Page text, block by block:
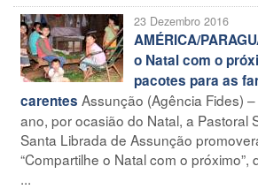
23 Dezembro 2016
AMÉRICA/
o Natal com o
pacotes para as
carentes Assunção (Agência Fides)
ano, por ocasião do Natal, a Pastoral
Santa Librada de Assunção
“Compartilhe o Natal com o próximo”,
...